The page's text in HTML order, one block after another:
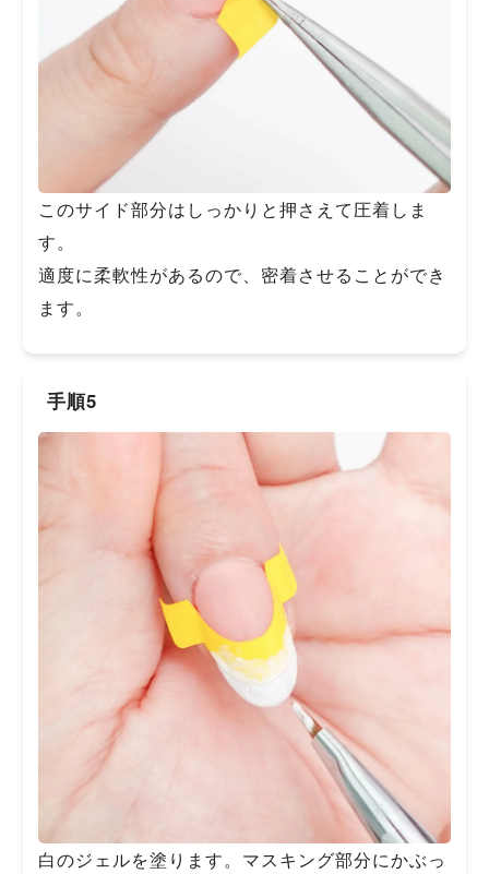
このサイド部分はしっかりと押さえて圧着しま
す。
適度に柔軟性があるので、密着させることができ
ます。
手順5
白のジェルを塗ります。マスキング部分にかぶっ